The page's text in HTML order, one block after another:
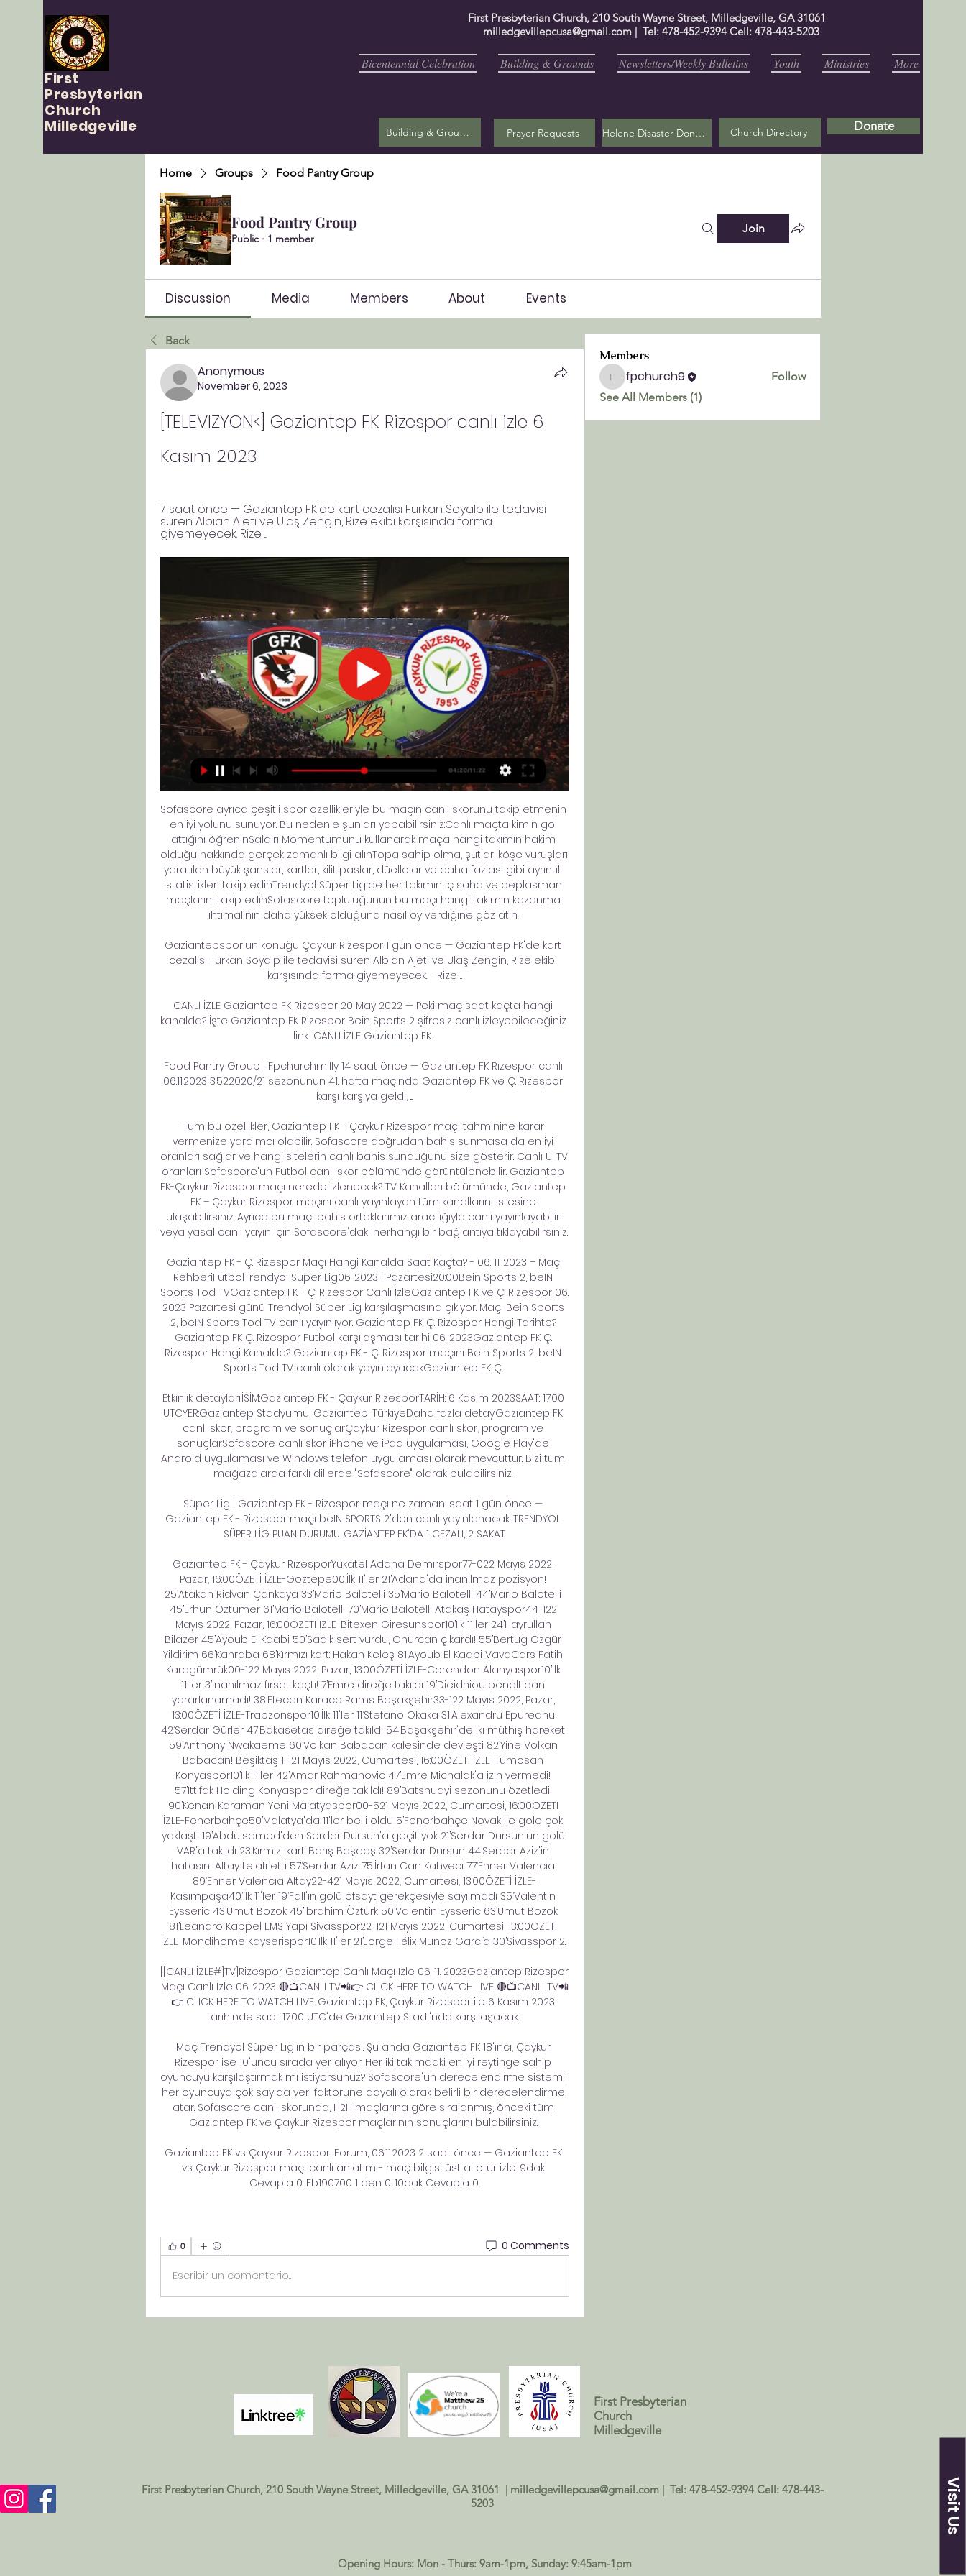
First
Presbyterian
Church
Milledgeville
First Presbyterian Church, 210 South Wayne Street, Milledgeville, GA 31061
milledgevillepcusa@gmail.com | Tel: 478-452-9394 Cell: 478-443-5203
Bicentennial Celebration Building & Grounds Newsletters/Weekly Bulletins Youth Ministries More
Building & Grounds Prayer Requests Helene Disaster Donation Church Directory Donate
Home Groups Food Pantry Group
Food Pantry Group
Public · 1 member
Join
Discussion Media Members About Events
Back
Anonymous
November 6, 2023
[TELEVIZYON<] Gaziantep FK Rizespor canlı izle 6
Kasım 2023
7 saat önce — Gaziantep FK'de kart cezalısı Furkan Soyalp ile tedavisi
süren Albian Ajeti ve Ulaş Zengin, Rize ekibi karşısında forma
giyemeyecek. Rize ...
Sofascore ayrıca çeşitli spor özellikleriyle bu maçın canlı skorunu takip etmenin
en iyi yolunu sunuyor. Bu nedenle şunları yapabilirsiniz:Canlı maçta kimin gol
attığını öğreninSaldırı Momentumunu kullanarak maça hangi takımın hakim
olduğu hakkında gerçek zamanlı bilgi alınTopa sahip olma, şutlar, köşe vuruşları,
yaratılan büyük şanslar, kartlar, kilit paslar, düellolar ve daha fazlası gibi ayrıntılı
istatistikleri takip edinTrendyol Süper Lig'de her takımın iç saha ve deplasman
maçlarını takip edinSofascore topluluğunun bu maçı hangi takımın kazanma
ihtimalinin daha yüksek olduğuna nasıl oy verdiğine göz atın.
Gaziantepspor'un konuğu Çaykur Rizespor 1 gün önce — Gaziantep FK'de kart
cezalısı Furkan Soyalp ile tedavisi süren Albian Ajeti ve Ulaş Zengin, Rize ekibi
karşısında forma giyemeyecek. - Rize ...
CANLI İZLE Gaziantep FK Rizespor 20 May 2022 — Peki maç saat kaçta hangi
kanalda? İşte Gaziantep FK Rizespor Bein Sports 2 şifresiz canlı izleyebileceğiniz
link... CANLI İZLE Gaziantep FK ...
Food Pantry Group | Fpchurchmilly 14 saat önce — Gaziantep FK Rizespor canlı
06.11.2023 3:522020/21 sezonunun 41. hafta maçında Gaziantep FK ve Ç. Rizespor
karşı karşıya geldi, ...
Tüm bu özellikler, Gaziantep FK - Çaykur Rizespor maçı tahminine karar
vermenize yardımcı olabilir. Sofascore doğrudan bahis sunmasa da en iyi
oranları sağlar ve hangi sitelerin canlı bahis sunduğunu size gösterir. Canlı U-TV
oranları Sofascore'un Futbol canlı skor bölümünde görüntülenebilir. Gaziantep
FK-Çaykur Rizespor maçı nerede izlenecek? TV Kanalları bölümünde, Gaziantep
FK – Çaykur Rizespor maçını canlı yayınlayan tüm kanalların listesine
ulaşabilirsiniz. Ayrıca bu maçı bahis ortaklarımız aracılığıyla canlı yayınlayabilir
veya yasal canlı yayın için Sofascore'daki herhangi bir bağlantıya tıklayabilirsiniz.
Gaziantep FK - Ç. Rizespor Maçı Hangi Kanalda Saat Kaçta? - 06. 11. 2023 – Maç
RehberiFutbolTrendyol Süper Lig06. 2023 | Pazartesi20:00Bein Sports 2, beIN
Sports Tod TVGaziantep FK - Ç. Rizespor Canlı İzleGaziantep FK ve Ç. Rizespor 06.
2023 Pazartesi günü Trendyol Süper Lig karşılaşmasına çıkıyor. Maçı Bein Sports
2, beIN Sports Tod TV canlı yayınlıyor. Gaziantep FK Ç. Rizespor Hangi Tarihte?
Gaziantep FK Ç. Rizespor Futbol karşılaşması tarihi 06. 2023Gaziantep FK Ç.
Rizespor Hangi Kanalda? Gaziantep FK - Ç. Rizespor maçını Bein Sports 2, beIN
Sports Tod TV canlı olarak yayınlayacakGaziantep FK Ç.
Etkinlik detayları:İSİM:Gaziantep FK - Çaykur RizesporTARİH: 6 Kasım 2023SAAT: 17:00
UTCYER:Gaziantep Stadyumu, Gaziantep, TürkiyeDaha fazla detay:Gaziantep FK
canlı skor, program ve sonuçlarÇaykur Rizespor canlı skor, program ve
sonuçlarSofascore canlı skor iPhone ve iPad uygulaması, Google Play'de
Android uygulaması ve Windows telefon uygulaması olarak mevcuttur. Bizi tüm
mağazalarda farklı dillerde "Sofascore" olarak bulabilirsiniz.
Süper Lig | Gaziantep FK - Rizespor maçı ne zaman, saat 1 gün önce —
Gaziantep FK - Rizespor maçı beIN SPORTS 2'den canlı yayınlanacak. TRENDYOL
SÜPER LİG PUAN DURUMU. GAZİANTEP FK'DA 1 CEZALI, 2 SAKAT.
Gaziantep FK - Çaykur RizesporYukatel Adana Demirspor77-022 Mayıs 2022,
Pazar, 16:00ÖZETİ İZLE-Göztepe00’İlk 11'ler 21’Adana'da inanılmaz pozisyon!
25’Atakan Ridvan Çankaya 33’Mario Balotelli 35’Mario Balotelli 44’Mario Balotelli
45’Erhun Öztümer 61’Mario Balotelli 70’Mario Balotelli Atakaş Hatayspor44-122
Mayıs 2022, Pazar, 16:00ÖZETİ İZLE-Bitexen Giresunspor10’İlk 11'ler 24’Hayrullah
Bilazer 45’Ayoub El Kaabi 50’Sadık sert vurdu, Onurcan çıkardı! 55’Bertug Özgür
Yildirim 66’Kahraba 68’Kırmızı kart: Hakan Keleş 81’Ayoub El Kaabi VavaCars Fatih
Karagümrük00-122 Mayıs 2022, Pazar, 13:00ÖZETİ İZLE-Corendon Alanyaspor10’İlk
11'ler 3’İnanılmaz fırsat kaçtı! 7’Emre direğe takıldı 19’Dieidhiou penaltıdan
yararlanamadı! 38’Efecan Karaca Rams Başakşehir33-122 Mayıs 2022, Pazar,
13:00ÖZETİ İZLE-Trabzonspor10’İlk 11'ler 11’Stefano Okaka 31’Alexandru Epureanu
42’Serdar Gürler 47’Bakasetas direğe takıldı 54’Başakşehir'de iki müthiş hareket
59’Anthony Nwakaeme 60’Volkan Babacan kalesinde devleşti 82’Yine Volkan
Babacan! Beşiktaş11-121 Mayıs 2022, Cumartesi, 16:00ÖZETİ İZLE-Tümosan
Konyaspor10’İlk 11'ler 42’Amar Rahmanovic 47’Emre Michalak'a izin vermedi!
57’İttifak Holding Konyaspor direğe takıldı! 89’Batshuayi sezonunu özetledi!
90’Kenan Karaman Yeni Malatyaspor00-521 Mayıs 2022, Cumartesi, 16:00ÖZETİ
İZLE-Fenerbahçe50’Malatya'da 11'ler belli oldu 5’Fenerbahçe Novak ile gole çok
yaklaştı 19’Abdulsamed'den Serdar Dursun'a geçit yok 21’Serdar Dursun'un golü
VAR'a takıldı 23’Kırmızı kart: Barış Başdaş 32’Serdar Dursun 44’Serdar Aziz'in
hatasını Altay telafi etti 57’Serdar Aziz 75’İrfan Can Kahveci 77’Enner Valencia
89’Enner Valencia Altay22-421 Mayıs 2022, Cumartesi, 13:00ÖZETİ İZLE-
Kasımpaşa40’İlk 11'ler 19’Fall'ın golü ofsayt gerekçesiyle sayılmadı 35’Valentin
Eysseric 43’Umut Bozok 45’Ibrahim Öztürk 50’Valentin Eysseric 63’Umut Bozok
81’Leandro Kappel EMS Yapı Sivasspor22-121 Mayıs 2022, Cumartesi, 13:00ÖZETİ
İZLE-Mondihome Kayserispor10’İlk 11'ler 21’Jorge Félix Muñoz García 30’Sivasspor 2.
[[CANLI İZLE#]TV]Rizespor Gaziantep Canlı Maçı Izle 06. 11. 2023Gaziantep Rizespor
Maçı Canlı Izle 06. 2023 🔴📺CANLI TV📲👉 CLICK HERE TO WATCH LIVE 🔴📺CANLI TV📲
👉 CLICK HERE TO WATCH LIVE. Gaziantep FK, Çaykur Rizespor ile 6 Kasım 2023
tarihinde saat 17:00 UTC'de Gaziantep Stadı'nda karşılaşacak.
Maç Trendyol Süper Lig'in bir parçası. Şu anda Gaziantep FK 18'inci, Çaykur
Rizespor ise 10'uncu sırada yer alıyor. Her iki takımdaki en iyi reytinge sahip
oyuncuyu karşılaştırmak mı istiyorsunuz? Sofascore'un derecelendirme sistemi,
her oyuncuya çok sayıda veri faktörüne dayalı olarak belirli bir derecelendirme
atar. Sofascore canlı skorunda, H2H maçlarına göre sıralanmış, önceki tüm
Gaziantep FK ve Çaykur Rizespor maçlarının sonuçlarını bulabilirsiniz.
Gaziantep FK vs Çaykur Rizespor, Forum, 06.11.2023 2 saat önce — Gaziantep FK
vs Çaykur Rizespor maçı canlı anlatım - maç bilgisi üst al otur izle. 9dak
Cevapla 0. Fb190700 1 den 0. 10dak Cevapla 0.
0 0 Comments
Escribir un comentario...
Members
fpchurch9
fpchurch9
Follow
See All Members (1)
Visit Us
First Presbyterian
Church
Milledgeville
First Presbyterian Church, 210 South Wayne Street, Milledgeville, GA 31061 | milledgevillepcusa@gmail.com | Tel: 478-452-9394 Cell: 478-443-
5203
Opening Hours: Mon - Thurs: 9am-1pm, ​Sunday: 9:45am-1pm